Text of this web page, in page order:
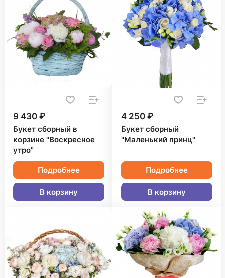
9 430 ₽
Букет сборный в
корзине "Воскресное
утро"
Подробнее
В корзину
4 250 ₽
Букет сборный
"Маленький принц"
Подробнее
В корзину